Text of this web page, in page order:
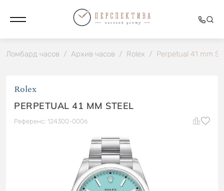
Ломбард часов / Архив часов / Rolex / Perpetual 41 mm
Rolex
PERPETUAL 41 MM STEEL
Референс: 124300-0006